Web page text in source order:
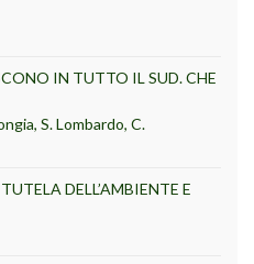
IN TUTTO IL SUD. CHE
S. Lombardo, C.
DELL’AMBIENTE E